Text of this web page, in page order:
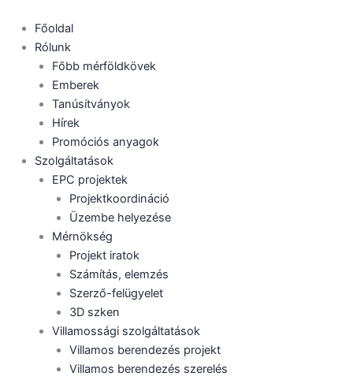
content
Főoldal
Rólunk
Főbb mérföldkövek
Emberek
Tanúsítványok
Hírek
Promóciós anyagok
Szolgáltatások
EPC projektek
Projektkoordináció
Üzembe helyezése
Mérnökség
Projekt iratok
Számítás, elemzés
Szerző-felügyelet
3D szken
Villamossági szolgáltatások
Villamos berendezés projekt
Villamos berendezés szerelés